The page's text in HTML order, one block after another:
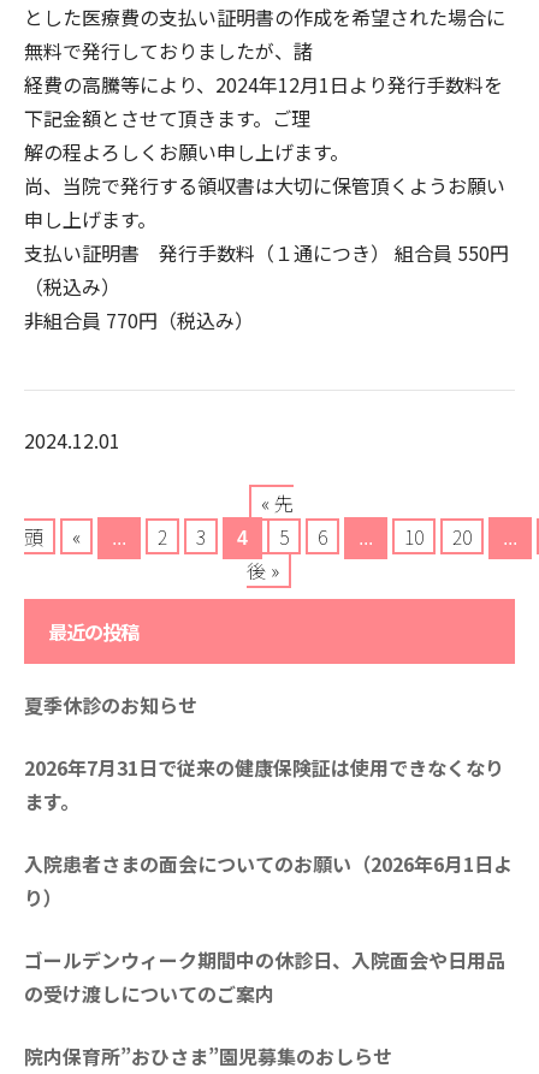
とした医療費の支払い証明書の作成を希望された場合に
無料で発行しておりましたが、諸
経費の高騰等により、2024年12月1日より発行手数料を
下記金額とさせて頂きます。ご理
解の程よろしくお願い申し上げます。
尚、当院で発行する領収書は大切に保管頂くようお願い
申し上げます。
支払い証明書 発行手数料（１通につき） 組合員 550円
（税込み）
非組合員 770円（税込み）
2024.12.01
« 先
頭
« ... 2 3 4 5 6 ... 10 20 ...
後 »
最近の投稿
夏季休診のお知らせ
2026年7月31日で従来の健康保険証は使用できなくなり
ます。
入院患者さまの面会についてのお願い（2026年6月1日よ
り）
ゴールデンウィーク期間中の休診日、入院面会や日用品
の受け渡しについてのご案内
院内保育所”おひさま”園児募集のおしらせ